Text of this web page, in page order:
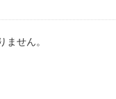
せん。